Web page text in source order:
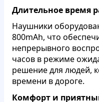
Длительное время
Наушники
800mAh, что
непрерывного
часов в режиме
решение для людей,
времени в дороге.
Комфорт и